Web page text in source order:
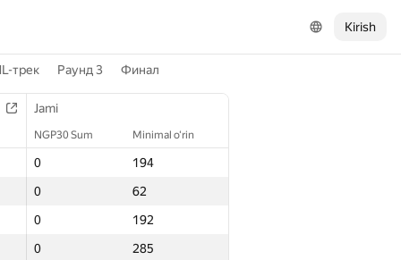
Kirish
трек Раунд 3 Финал
Jami
NGP30 Sum Minimal o‘rin
0
194
0
62
0
192
0
285